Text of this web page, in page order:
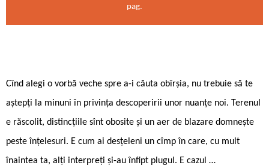
pag.
Cînd alegi o vorbă veche spre a-i căuta obîrșia, nu trebuie să te
aștepți la minuni în privința descoperirii unor nuanțe noi. Terenul
e răscolit, distincțiile sînt obosite și un aer de blazare domnește
peste înțelesuri. E cum ai desțeleni un cîmp în care, cu mult
înaintea ta, alți interpreți și-au înfipt plugul. E cazul …